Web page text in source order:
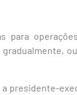
para
presidente-